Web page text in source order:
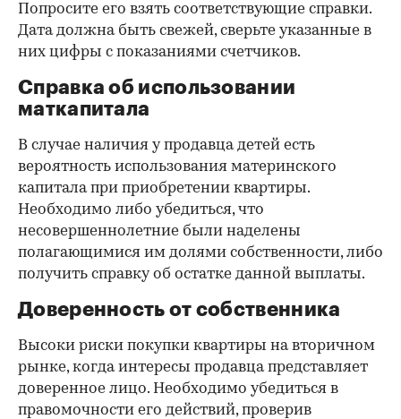
Попросите его взять соответствующие справки.
Дата должна быть свежей, сверьте указанные в
них цифры с показаниями счетчиков.
Справка об использовании
маткапитала
В случае наличия у продавца детей есть
вероятность использования материнского
капитала при приобретении квартиры.
Необходимо либо убедиться, что
несовершеннолетние были наделены
полагающимися им долями собственности, либо
получить справку об остатке данной выплаты.
Доверенность от собственника
Высоки риски покупки квартиры на вторичном
рынке, когда интересы продавца представляет
доверенное лицо. Необходимо убедиться в
правомочности его действий, проверив